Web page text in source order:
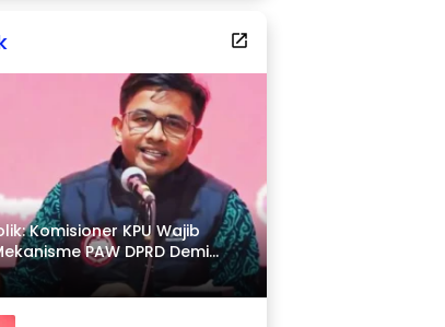
Komisioner KPU Wajib
PAW DPRD Demi
Hukum